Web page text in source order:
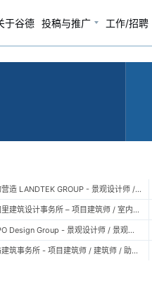
于谷德 投稿与推广 工作/招聘
（广州）风物营造 LANDTEK GROUP - 景观设计师 / 植物设计师 / 品牌运营 / 实习生
（上海）空间里建筑设计事务所 – 项目建筑师 / 室内设计师 / 实习生（建筑/室内）
（上海）TOPO Design Group - 景观设计师 / 景观后期设计师 / 景观实习生
（北京）大屿建筑事务所 - 项目建筑师 / 建筑师 / 助理建筑师 / 实习建筑师